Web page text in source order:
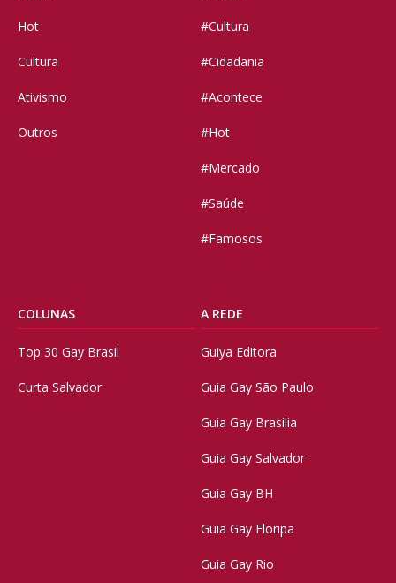
Hot
Cultura
Ativismo
Outros
#Cultura
#Cidadania
#Acontece
#Hot
#Mercado
#Saúde
#Famosos
COLUNAS
Top 30 Gay Brasil
Curta Salvador
A REDE
Guiya Editora
Guia Gay São Paulo
Guia Gay Brasilia
Guia Gay Salvador
Guia Gay BH
Guia Gay Floripa
Guia Gay Rio